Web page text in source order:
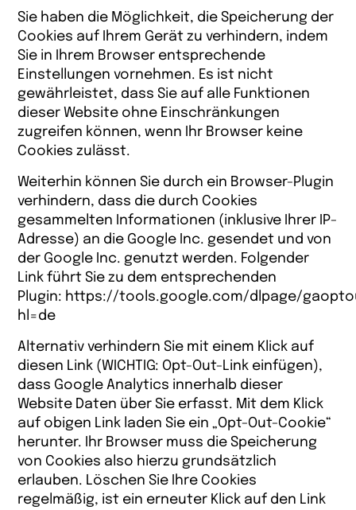
Sie haben die Möglichkeit, die Speicherung der
Cookies auf Ihrem Gerät zu verhindern, indem
Sie in Ihrem Browser entsprechende
Einstellungen vornehmen. Es ist nicht
gewährleistet, dass Sie auf alle Funktionen
dieser Website ohne Einschränkungen
zugreifen können, wenn Ihr Browser keine
Cookies zulässt.
Weiterhin können Sie durch ein Browser-Plugin
verhindern, dass die durch Cookies
gesammelten Informationen (inklusive Ihrer IP-
Adresse) an die Google Inc. gesendet und von
der Google Inc. genutzt werden. Folgender
Link führt Sie zu dem entsprechenden
Plugin: https://tools.google.com/dlpage/
hl=de
Alternativ verhindern Sie mit einem Klick auf
diesen Link (WICHTIG: Opt-Out-Link einfügen),
dass Google Analytics innerhalb dieser
Website Daten über Sie erfasst. Mit dem Klick
auf obigen Link laden Sie ein „Opt-Out-Cookie“
herunter. Ihr Browser muss die Speicherung
von Cookies also hierzu grundsätzlich
erlauben. Löschen Sie Ihre Cookies
regelmäßig, ist ein erneuter Klick auf den Link